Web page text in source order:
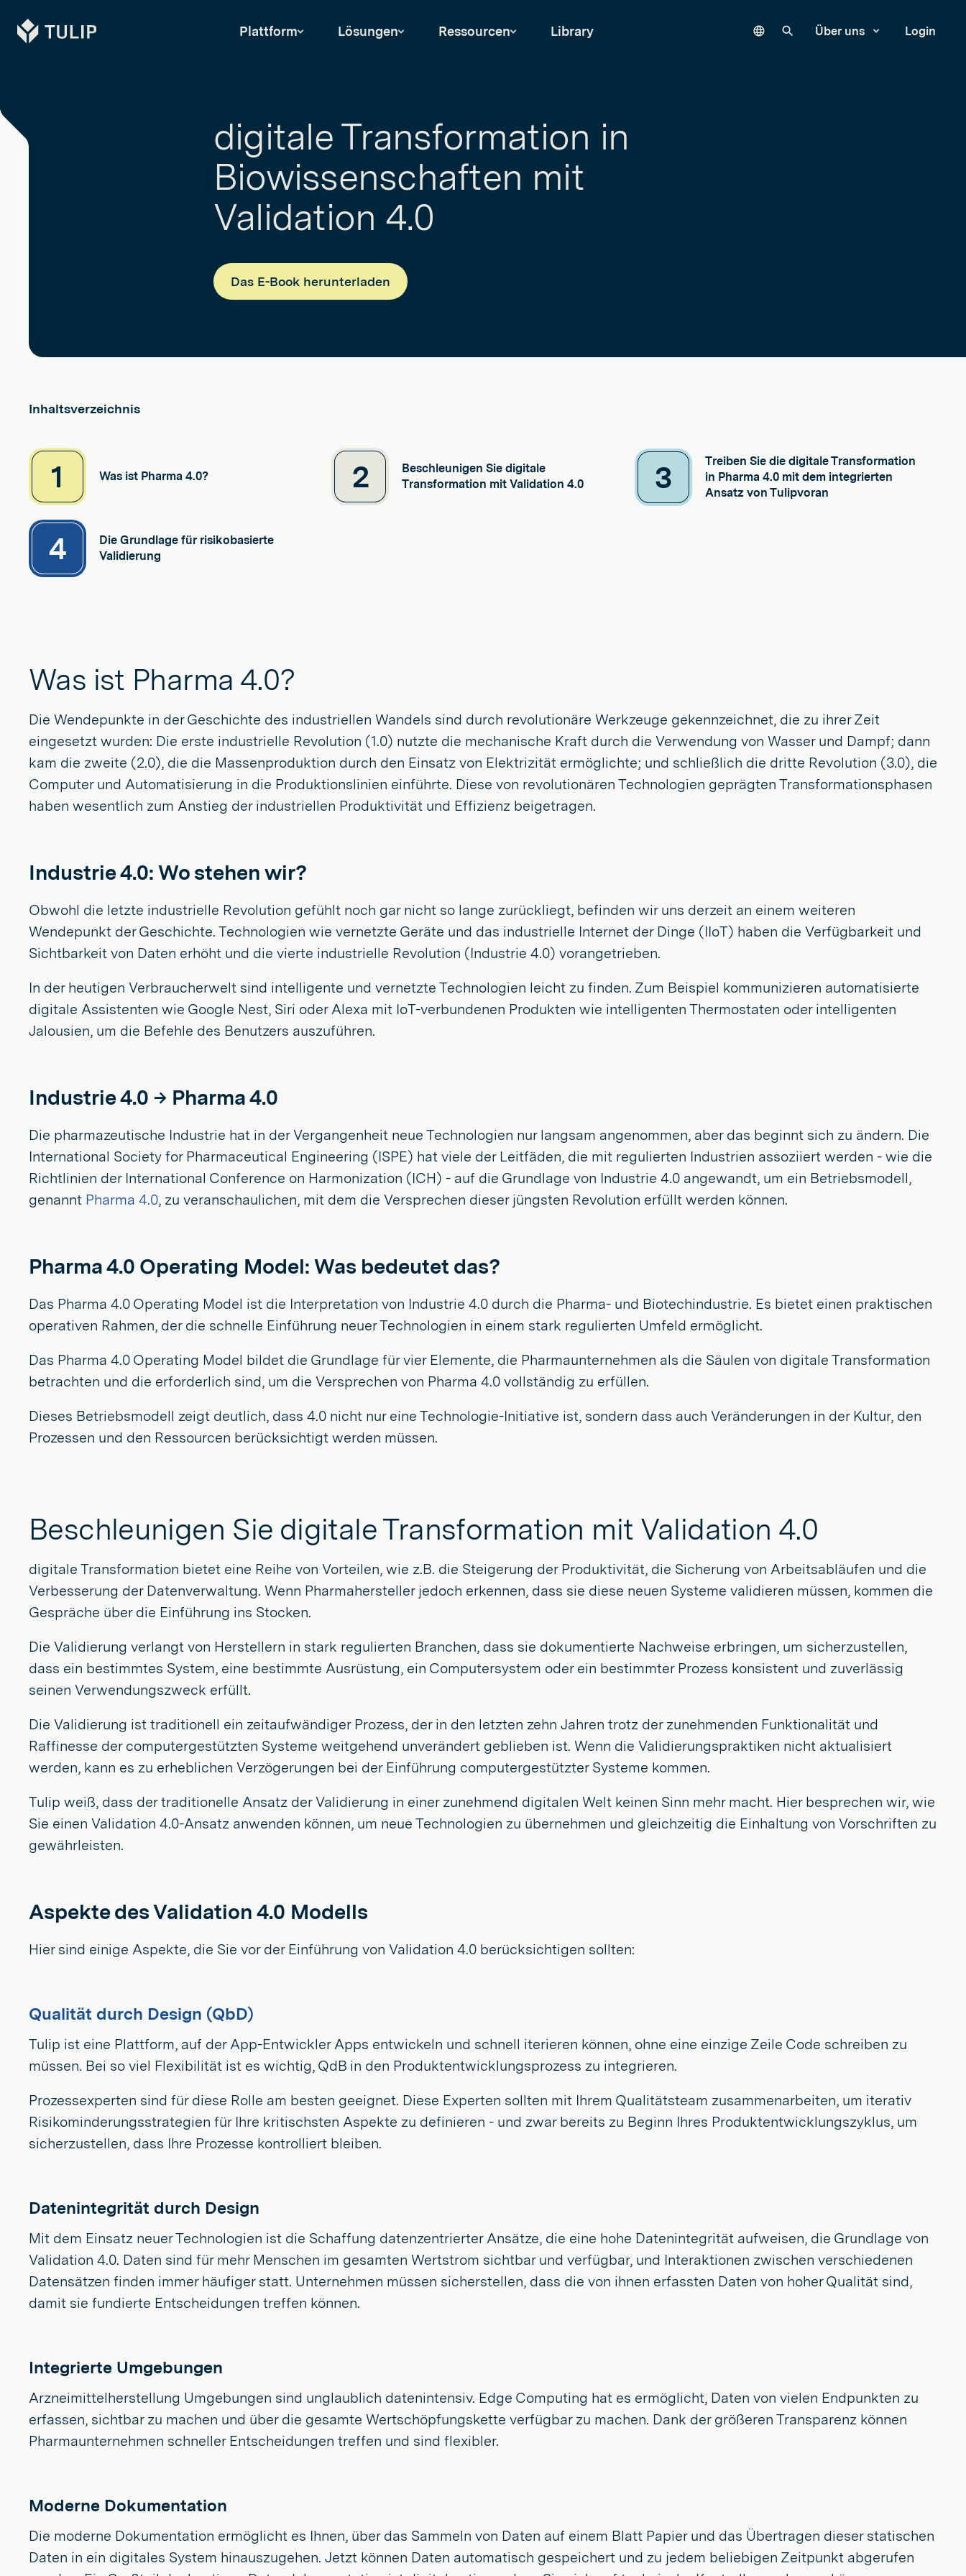
Tulip Plattform Lösungen Ressourcen Library LanguageUnsere Website durchsuchen
Über uns Login
digitale Transformation in
Biowissenschaften mit
Validation 4.0
Das E-Book herunterladen
Inhaltsverzeichnis
1 Was ist Pharma 4.0? 2
Beschleunigen Sie digitale
Transformation mit Validation 4.0
3
Treiben Sie die digitale Transformation
in Pharma 4.0 mit dem integrierten
Ansatz von Tulipvoran
4
Die Grundlage für risikobasierte
Validierung
Was ist Pharma 4.0?
Die Wendepunkte in der Geschichte des industriellen Wandels sind durch revolutionäre Werkzeuge gekennzeichnet, die zu ihrer Zeit
eingesetzt wurden: Die erste industrielle Revolution (1.0) nutzte die mechanische Kraft durch die Verwendung von Wasser und Dampf; dann
kam die zweite (2.0), die die Massenproduktion durch den Einsatz von Elektrizität ermöglichte; und schließlich die dritte Revolution (3.0), die
Computer und Automatisierung in die Produktionslinien einführte. Diese von revolutionären Technologien geprägten Transformationsphasen
haben wesentlich zum Anstieg der industriellen Produktivität und Effizienz beigetragen.
Industrie 4.0: Wo stehen wir?
Obwohl die letzte industrielle Revolution gefühlt noch gar nicht so lange zurückliegt, befinden wir uns derzeit an einem weiteren
Wendepunkt der Geschichte. Technologien wie vernetzte Geräte und das industrielle Internet der Dinge (IIoT) haben die Verfügbarkeit und
Sichtbarkeit von Daten erhöht und die vierte industrielle Revolution (Industrie 4.0) vorangetrieben.
In der heutigen Verbraucherwelt sind intelligente und vernetzte Technologien leicht zu finden. Zum Beispiel kommunizieren automatisierte
digitale Assistenten wie Google Nest, Siri oder Alexa mit IoT-verbundenen Produkten wie intelligenten Thermostaten oder intelligenten
Jalousien, um die Befehle des Benutzers auszuführen.
Industrie 4.0 → Pharma 4.0
Die pharmazeutische Industrie hat in der Vergangenheit neue Technologien nur langsam angenommen, aber das beginnt sich zu ändern. Die
International Society for Pharmaceutical Engineering (ISPE) hat viele der Leitfäden, die mit regulierten Industrien assoziiert werden - wie die
Richtlinien der International Conference on Harmonization (ICH) - auf die Grundlage von Industrie 4.0 angewandt, um ein Betriebsmodell,
genannt Pharma 4.0, zu veranschaulichen, mit dem die Versprechen dieser jüngsten Revolution erfüllt werden können.
Pharma 4.0 Operating Model: Was bedeutet das?
Das Pharma 4.0 Operating Model ist die Interpretation von Industrie 4.0 durch die Pharma- und Biotechindustrie. Es bietet einen praktischen
operativen Rahmen, der die schnelle Einführung neuer Technologien in einem stark regulierten Umfeld ermöglicht.
Das Pharma 4.0 Operating Model bildet die Grundlage für vier Elemente, die Pharmaunternehmen als die Säulen von digitale Transformation
betrachten und die erforderlich sind, um die Versprechen von Pharma 4.0 vollständig zu erfüllen.
Dieses Betriebsmodell zeigt deutlich, dass 4.0 nicht nur eine Technologie-Initiative ist, sondern dass auch Veränderungen in der Kultur, den
Prozessen und den Ressourcen berücksichtigt werden müssen.
Beschleunigen Sie digitale Transformation mit Validation 4.0
digitale Transformation bietet eine Reihe von Vorteilen, wie z.B. die Steigerung der Produktivität, die Sicherung von Arbeitsabläufen und die
Verbesserung der Datenverwaltung. Wenn Pharmahersteller jedoch erkennen, dass sie diese neuen Systeme validieren müssen, kommen die
Gespräche über die Einführung ins Stocken.
Die Validierung verlangt von Herstellern in stark regulierten Branchen, dass sie dokumentierte Nachweise erbringen, um sicherzustellen,
dass ein bestimmtes System, eine bestimmte Ausrüstung, ein Computersystem oder ein bestimmter Prozess konsistent und zuverlässig
seinen Verwendungszweck erfüllt.
Die Validierung ist traditionell ein zeitaufwändiger Prozess, der in den letzten zehn Jahren trotz der zunehmenden Funktionalität und
Raffinesse der computergestützten Systeme weitgehend unverändert geblieben ist. Wenn die Validierungspraktiken nicht aktualisiert
werden, kann es zu erheblichen Verzögerungen bei der Einführung computergestützter Systeme kommen.
Tulip weiß, dass der traditionelle Ansatz der Validierung in einer zunehmend digitalen Welt keinen Sinn mehr macht. Hier besprechen wir, wie
Sie einen Validation 4.0-Ansatz anwenden können, um neue Technologien zu übernehmen und gleichzeitig die Einhaltung von Vorschriften zu
gewährleisten.
Aspekte des Validation 4.0 Modells
Hier sind einige Aspekte, die Sie vor der Einführung von Validation 4.0 berücksichtigen sollten:
Qualität durch Design (QbD)
Tulip ist eine Plattform, auf der App-Entwickler Apps entwickeln und schnell iterieren können, ohne eine einzige Zeile Code schreiben zu
müssen. Bei so viel Flexibilität ist es wichtig, QdB in den Produktentwicklungsprozess zu integrieren.
Prozessexperten sind für diese Rolle am besten geeignet. Diese Experten sollten mit Ihrem Qualitätsteam zusammenarbeiten, um iterativ
Risikominderungsstrategien für Ihre kritischsten Aspekte zu definieren - und zwar bereits zu Beginn Ihres Produktentwicklungszyklus, um
sicherzustellen, dass Ihre Prozesse kontrolliert bleiben.
Datenintegrität durch Design
Mit dem Einsatz neuer Technologien ist die Schaffung datenzentrierter Ansätze, die eine hohe Datenintegrität aufweisen, die Grundlage von
Validation 4.0. Daten sind für mehr Menschen im gesamten Wertstrom sichtbar und verfügbar, und Interaktionen zwischen verschiedenen
Datensätzen finden immer häufiger statt. Unternehmen müssen sicherstellen, dass die von ihnen erfassten Daten von hoher Qualität sind,
damit sie fundierte Entscheidungen treffen können.
Integrierte Umgebungen
Arzneimittelherstellung Umgebungen sind unglaublich datenintensiv. Edge Computing hat es ermöglicht, Daten von vielen Endpunkten zu
erfassen, sichtbar zu machen und über die gesamte Wertschöpfungskette verfügbar zu machen. Dank der größeren Transparenz können
Pharmaunternehmen schneller Entscheidungen treffen und sind flexibler.
Moderne Dokumentation
Die moderne Dokumentation ermöglicht es Ihnen, über das Sammeln von Daten auf einem Blatt Papier und das Übertragen dieser statischen
Daten in ein digitales System hinauszugehen. Jetzt können Daten automatisch gespeichert und zu jedem beliebigen Zeitpunkt abgerufen